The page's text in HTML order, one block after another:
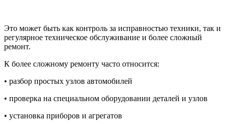
Это может быть как контроль за исправностью техники, так и
регулярное техническое обслуживание и более сложный
ремонт.
К более сложному ремонту часто относится:
• разбор простых узлов автомобилей
• проверка на специальном оборудовании деталей и узлов
• установка приборов и агрегатов